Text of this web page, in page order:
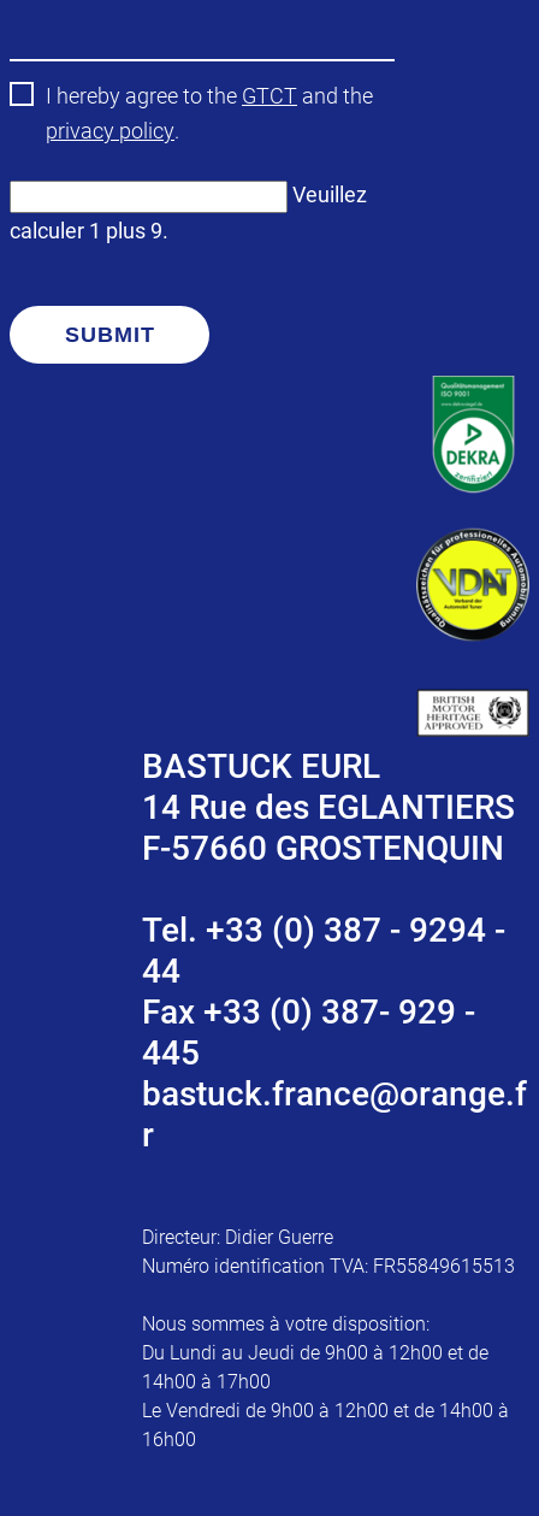
I hereby agree to the GTCT and the
privacy policy.
Veuillez
calculer 1 plus 9.
SUBMIT
BASTUCK EURL
14 Rue des EGLANTIERS
F-57660 GROSTENQUIN
Tel. +33 (0) 387 - 9294 -
44
Fax +33 (0) 387- 929 -
445
bastuck.france@orange.f
r
Directeur: Didier Guerre
Numéro identification TVA: FR55849615513
Nous sommes à votre disposition:
Du Lundi au Jeudi de 9h00 à 12h00 et de
14h00 à 17h00
Le Vendredi de 9h00 à 12h00 et de 14h00 à
16h00